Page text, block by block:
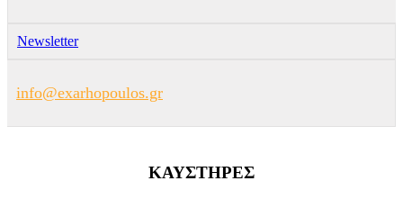
Newsletter
info@exarhopoulos.gr
ΚΑΥΣΤΗΡΕΣ